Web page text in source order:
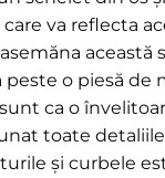
va reflecta
această
peste o piesă de
ca o
toate
și curbele